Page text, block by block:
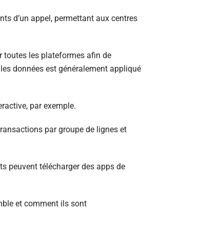
d’un appel, permettant aux centres
toutes les plateformes afin de
données est généralement appliqué
par exemple.
par groupe de lignes et
peuvent télécharger des apps de
et comment ils sont